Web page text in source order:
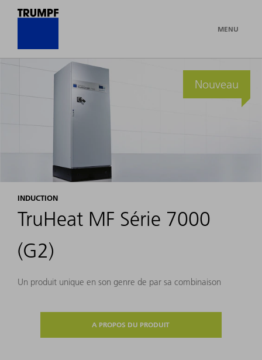
MENU
Nouveau
INDUCTION
TruHeat MF Série 7000
(G2)
Un produit unique en son genre de par sa combinaison
A PROPOS DU PRODUIT